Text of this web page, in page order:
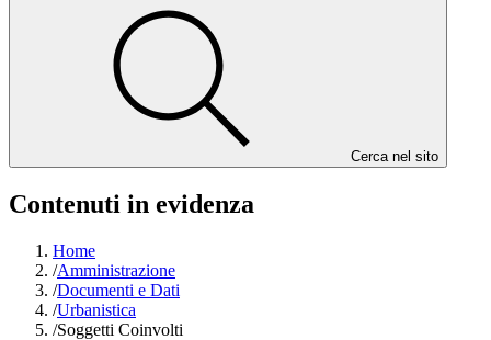
Cerca nel sito
Contenuti in evidenza
Home
/Amministrazione
/Documenti e Dati
/Urbanistica
/Soggetti Coinvolti